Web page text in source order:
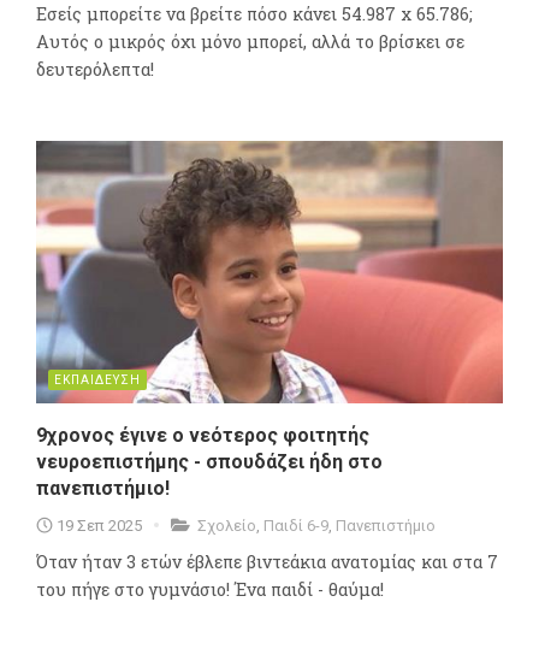
Εσείς μπορείτε να βρείτε πόσο κάνει 54.987 x 65.786;
Αυτός ο μικρός όχι μόνο μπορεί, αλλά το βρίσκει σε
δευτερόλεπτα!
ΕΚΠΑΙΔΕΥΣΗ
9χρονος έγινε ο νεότερος φοιτητής
νευροεπιστήμης - σπουδάζει ήδη στο
πανεπιστήμιο!
19 Σεπ 2025 Σχολείο Παιδί 6-9 Πανεπιστήμιο
Όταν ήταν 3 ετών έβλεπε βιντεάκια ανατομίας και στα 7
του πήγε στο γυμνάσιο! Ένα παιδί - θαύμα!